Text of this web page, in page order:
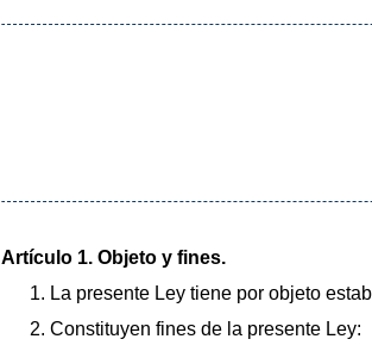
Artículo 1. Objeto y fines.
1. La presente Ley tiene por objeto
2. Constituyen fines de la presente Ley: